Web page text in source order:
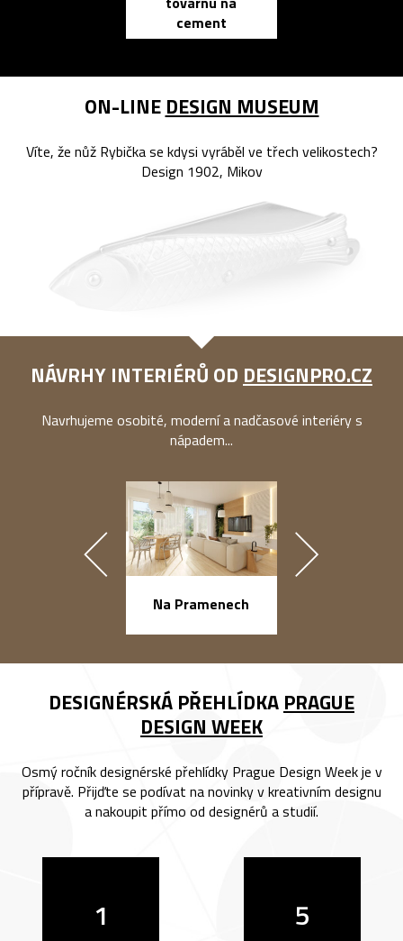
cement
ON-LINE DESIGN MUSEUM
Víte, že nůž Rybička se kdysi vyráběl ve třech velikostech?
Design 1902, Mikov
NÁVRHY INTERIÉRŮ OD DESIGNPRO.CZ
Navrhujeme osobité, moderní a nadčasové interiéry s
nápadem...
Na Pramenech
DESIGNÉRSKÁ PŘEHLÍDKA PRAGUE
DESIGN WEEK
Osmý ročník designérské přehlídky Prague Design Week je v
přípravě. Přijďte se podívat na novinky v kreativním designu
a nakoupit přímo od designérů a studií.
1 5